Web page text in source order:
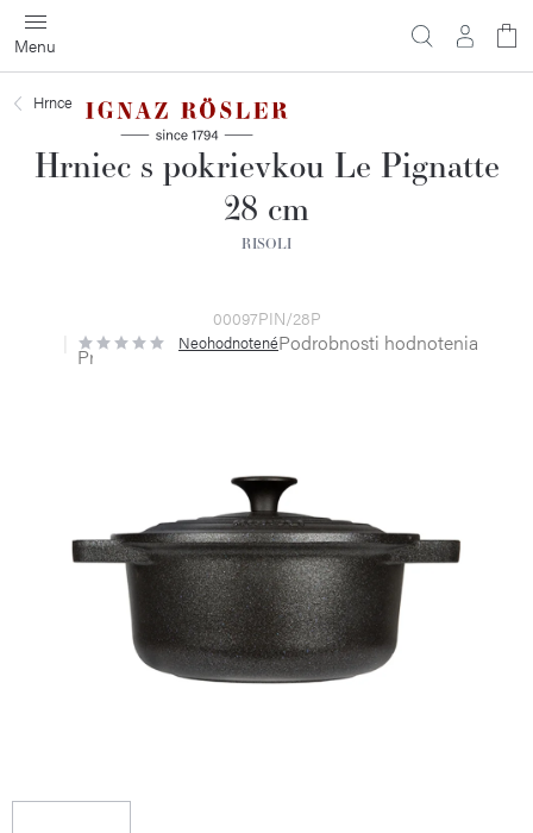
Prejsť
na
obsah
Hrnce
Hrniec s pokrievkou Le Pignatte
28 cm
RISOLI
00097PIN/28P
Priemerné
hodnotenie
NeohodnotenéPodrobnosti hodnotenia